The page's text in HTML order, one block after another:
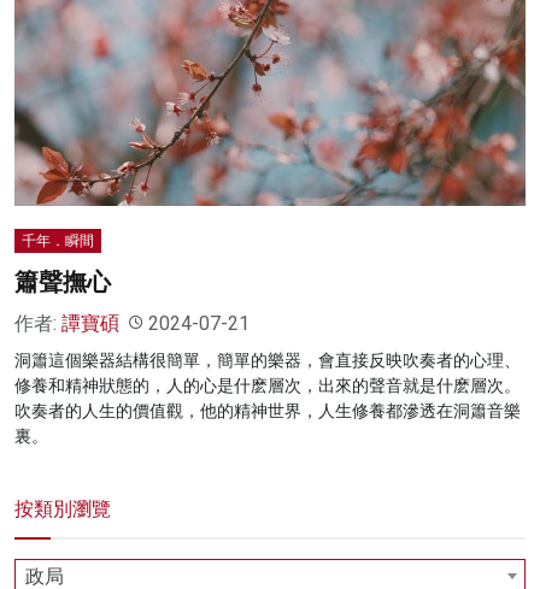
影片
名家榜
灼見活動
千年．瞬間
簫聲撫心
作者: 譚寶碩 2024-07-21
洞簫這個樂器結構很簡單，簡單的樂器，會直接反映吹奏者的心理、
修養和精神狀態的，人的心是什麽層次，出來的聲音就是什麽層次。
吹奏者的人生的價值觀，他的精神世界，人生修養都滲透在洞簫音樂
裏。
按類別瀏覽
政局